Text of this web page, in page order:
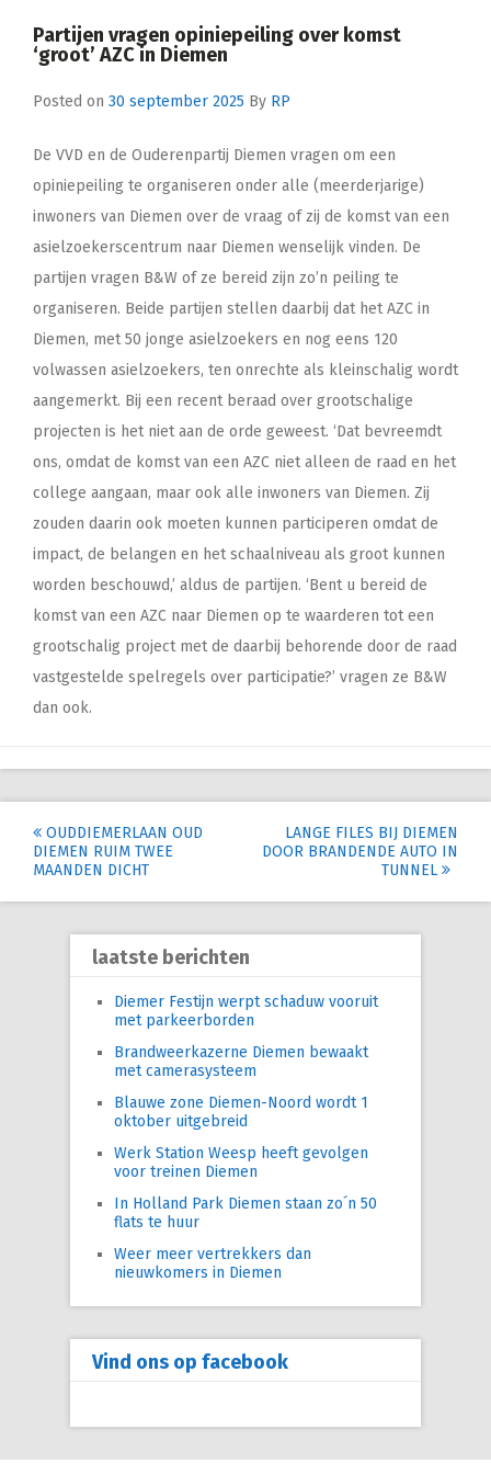
Partijen vragen opiniepeiling over komst
‘groot’ AZC in Diemen
Posted on 30 september 2025 By RP
De VVD en de Ouderenpartij Diemen vragen om een
opiniepeiling te organiseren onder alle (meerderjarige)
inwoners van Diemen over de vraag of zij de komst van een
asielzoekerscentrum naar Diemen wenselijk vinden. De
partijen vragen B&W of ze bereid zijn zo’n peiling te
organiseren. Beide partijen stellen daarbij dat het AZC in
Diemen, met 50 jonge asielzoekers en nog eens 120
volwassen asielzoekers, ten onrechte als kleinschalig wordt
aangemerkt. Bij een recent beraad over grootschalige
projecten is het niet aan de orde geweest. ‘Dat bevreemdt
ons, omdat de komst van een AZC niet alleen de raad en het
college aangaan, maar ook alle inwoners van Diemen. Zij
zouden daarin ook moeten kunnen participeren omdat de
impact, de belangen en het schaalniveau als groot kunnen
worden beschouwd,’ aldus de partijen. ‘Bent u bereid de
komst van een AZC naar Diemen op te waarderen tot een
grootschalig project met de daarbij behorende door de raad
vastgestelde spelregels over participatie?’ vragen ze B&W
dan ook.
Post
navigation
OUDDIEMERLAAN OUD
DIEMEN RUIM TWEE
MAANDEN DICHT
LANGE FILES BIJ DIEMEN
DOOR BRANDENDE AUTO IN
TUNNEL
laatste berichten
Diemer Festijn werpt schaduw vooruit
met parkeerborden
Brandweerkazerne Diemen bewaakt
met camerasysteem
Blauwe zone Diemen-Noord wordt 1
oktober uitgebreid
Werk Station Weesp heeft gevolgen
voor treinen Diemen
In Holland Park Diemen staan zo´n 50
flats te huur
Weer meer vertrekkers dan
nieuwkomers in Diemen
Vind ons op facebook